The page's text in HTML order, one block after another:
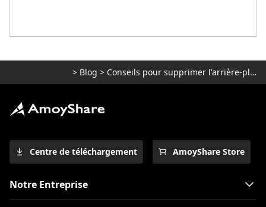
> Blog > Conseils pour supprimer l'arrière-plan
Centre de téléchargement AmoyShare Store
Notre Entreprise